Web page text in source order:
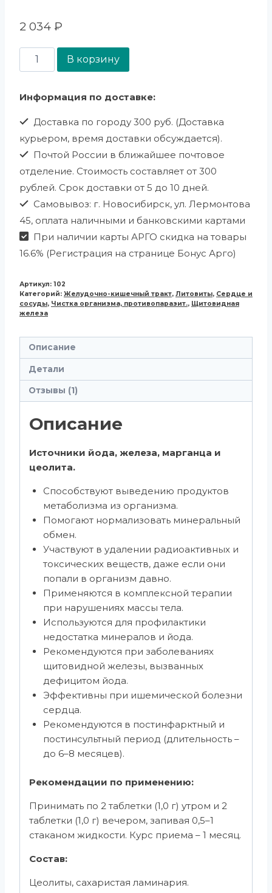
на основе
2 034 ₽
В корзину
Информация по доставке:
Доставка по городу 300 руб. (Доставка
курьером, время доставки обсуждается).
Почтой России в ближайшее почтовое
отделение. Стоимость составляет от 300
рублей. Срок доставки от 5 до 10 дней.
Самовывоз: г. Новосибирск, ул. Лермонтова
45, оплата наличными и банковскими картами
При наличии карты АРГО скидка на товары
16.6% (Регистрация на странице Бонус Арго)
Артикул: 102
Категорий: Желудочно-кишечный тракт, Литовиты, Сердце и
сосуды, Чистка организма, противопаразит., Щитовидная
железа
Описание
Детали
Отзывы (1)
Описание
Источники йода, железа, марганца и
цеолита.
Способствуют выведению продуктов
метаболизма из организма.
Помогают нормализовать минеральный
обмен.
Участвуют в удалении радиоактивных и
токсических веществ, даже если они
попали в организм давно.
Применяются в комплексной терапии
при нарушениях массы тела.
Используются для профилактики
недостатка минералов и йода.
Рекомендуются при заболеваниях
щитовидной железы, вызванных
дефицитом йода.
Эффективны при ишемической болезни
сердца.
Рекомендуются в постинфарктный и
постинсультный период (длительность –
до 6–8 месяцев).
Рекомендации по применению:
Принимать по 2 таблетки (1,0 г) утром и 2
таблетки (1,0 г) вечером, запивая 0,5–1
стаканом жидкости. Курс приема – 1 месяц.
Состав:
Цеолиты, сахаристая ламинария.